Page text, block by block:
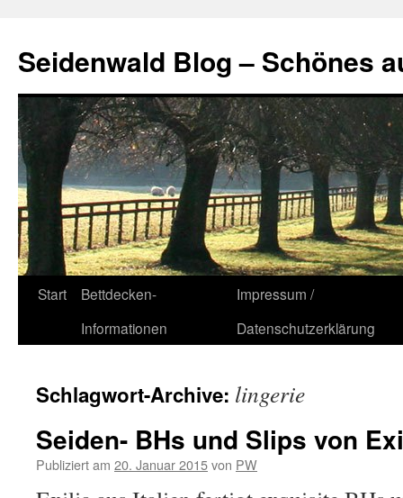
Seidenwald Blog – Schönes
Zum
Start
Bettdecken-
Informationen
Impressum /
Datenschutzerklärung
Schlagwort-Archive: lingerie
Seiden- BHs und Slips von
Publiziert am 20. Januar 2015von PW